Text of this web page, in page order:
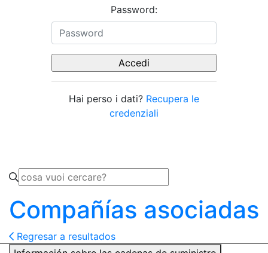
Password:
Hai perso i dati? Recupera le
credenziali
Compañías asociadas
Regresar a resultados